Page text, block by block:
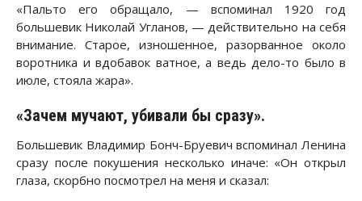
«Пальто его обращало, — вспоминал 1920 год
большевик Николай Угланов, — действительно на себя
внимание. Старое, изношенное, разорванное около
воротника и вдобавок ватное, а ведь дело-то было в
июле, стояла жара».
«Зачем мучают, убивали бы сразу».
Большевик Владимир Бонч-Бруевич вспоминал Ленина
сразу после покушения несколько иначе: «Он открыл
глаза, скорбно посмотрел на меня и сказал: